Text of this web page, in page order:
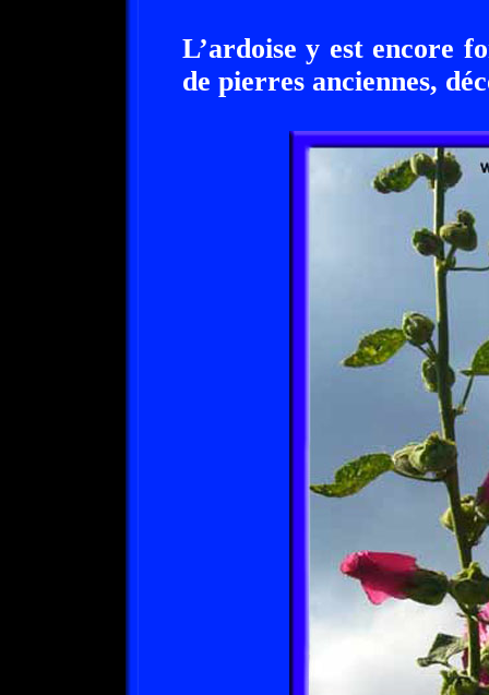
L’ardoise y est encore
de pierres anciennes,